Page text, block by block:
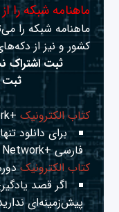
ماهنامه شبکه را
ماهنامه شبکه را
کشور و نیز از
ثبت اشتراک
ثبت
کتاب الکترونیک+Network راهنمای شبکه‌ها
برای دانلود
فارسی +Network
کتاب الکترونیک
اگر قصد
پیش‌زمینه‌ای